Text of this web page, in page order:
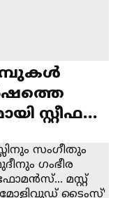
സ്റ്റീഫൻ